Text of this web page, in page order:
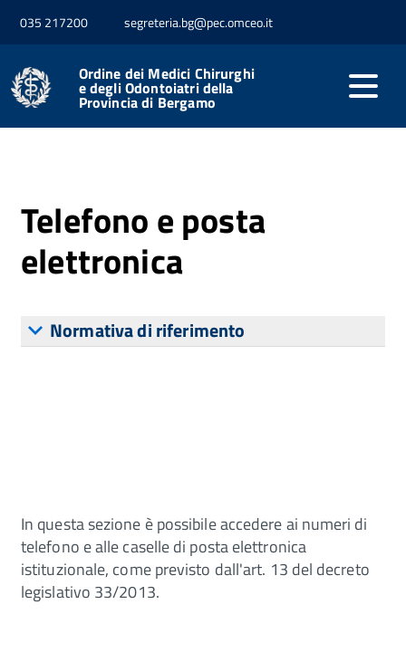
035 217200 segreteria.bg@pec.omceo.it
Ordine dei Medici Chirurghi
e degli Odontoiatri della
Provincia di Bergamo
Home Organizzazione Telefono e posta elettronica
Ultima modifica: 06 Giugno 2023
Telefono e posta
elettronica
Normativa di riferimento
In questa sezione è possibile accedere ai numeri di
telefono e alle caselle di posta elettronica
istituzionale, come previsto dall'art. 13 del decreto
legislativo 33/2013.